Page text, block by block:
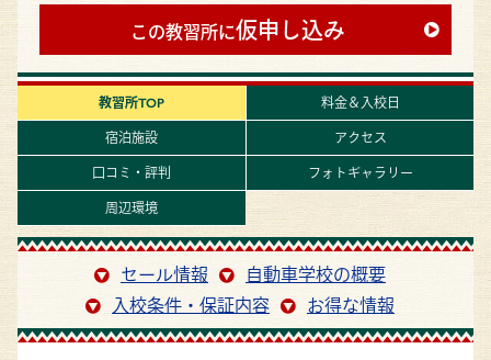
この教習所に仮申し込み
教習所TOP
料金＆入校日
宿泊施設
アクセス
口コミ・評判
フォトギャラリー
周辺環境
セール情報
自動車学校の概要
入校条件・保証内容
お得な情報